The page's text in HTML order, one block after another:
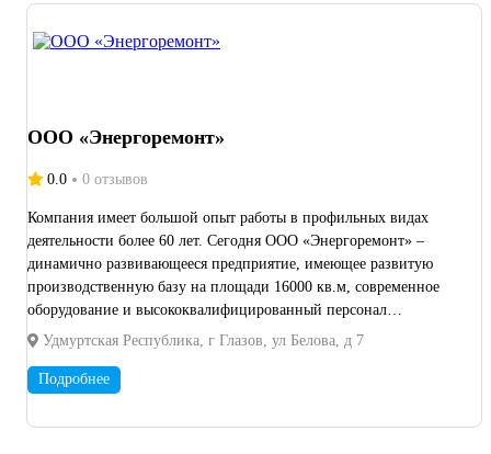
ООО «Энергоремонт»
0.0 0 отзывов
Компания имеет большой опыт работы в профильных видах
деятельности более 60 лет. Сегодня ООО «Энергоремонт» –
динамично развивающееся предприятие, имеющее развитую
производственную базу на площади 16000 кв.м, современное
оборудование и высококвалифицированный персонал
численностью более 700 человек. Своим клиентам мы
разнообразный ассортимент продукции и услуг;
выполнение принятых на себя обязательств. Мы берем на себя
Удмуртская Республика, г Глазов, ул Белова, д 7
Подробнее